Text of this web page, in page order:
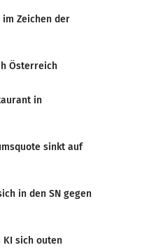
im Zeichen der
Österreich
in
sinkt auf
in den SN gegen
KI sich outen